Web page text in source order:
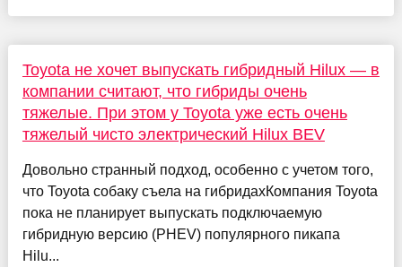
Toyota не хочет выпускать гибридный Hilux — в
компании считают, что гибриды очень
тяжелые. При этом у Toyota уже есть очень
тяжелый чисто электрический Hilux BEV
Довольно странный подход, особенно с учетом того,
что Toyota собаку съела на гибридахКомпания Toyota
пока не планирует выпускать подключаемую
гибридную версию (PHEV) популярного пикапа
Hilu...